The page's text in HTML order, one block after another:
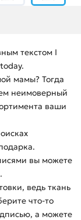
текстом I
мамы? Тогда
неимоверный
ваши
вы можете
ведь ткань
что-то
а можете